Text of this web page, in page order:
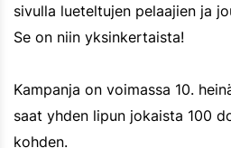
sivulla lueteltujen pelaajien ja
Se on niin yksinkertaista!
Kampanja on voimassa 10.
saat yhden lipun jokaista 100
kohden.